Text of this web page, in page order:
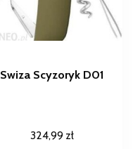
Swiza Scyzoryk D01
324,99 zł